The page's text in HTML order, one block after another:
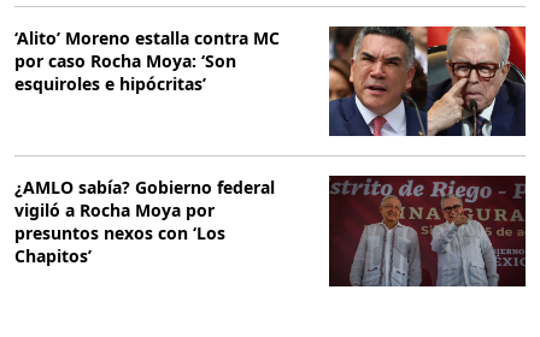
‘Alito’ Moreno estalla contra MC
por caso Rocha Moya: ‘Son
esquiroles e hipócritas’
¿AMLO sabía? Gobierno federal
vigiló a Rocha Moya por
presuntos nexos con ‘Los
Chapitos’